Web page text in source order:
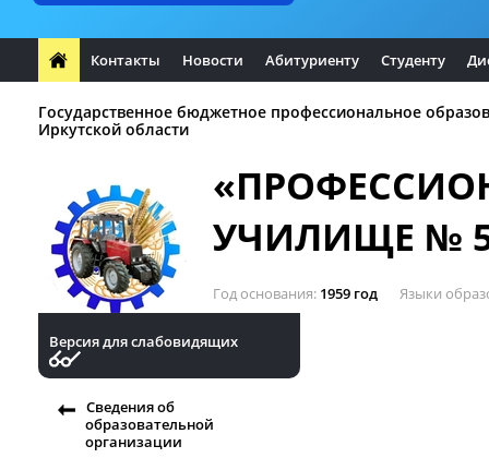
Контакты Новости Абитуриенту Студенту
Государственное бюджетное профессиональное
Иркутской области
УЧИЛИЩЕ №
Год основания 1959 год Языки
Версия для слабовидящих
Сведения об
образовательной
организации